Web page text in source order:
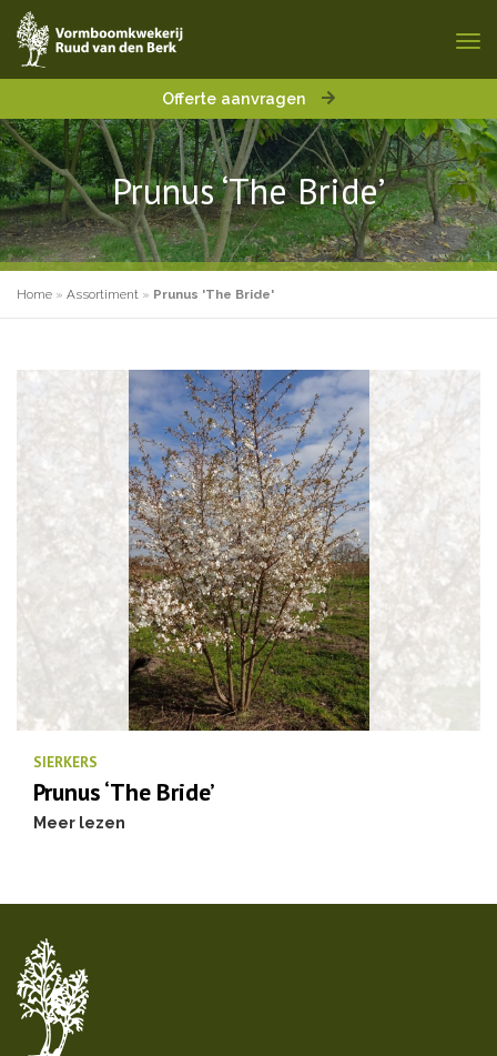
Offerte aanvragen
Prunus ‘The Bride’
Home » Assortiment » Prunus 'The Bride'
SIERKERS
Prunus ‘The Bride’
Meer lezen